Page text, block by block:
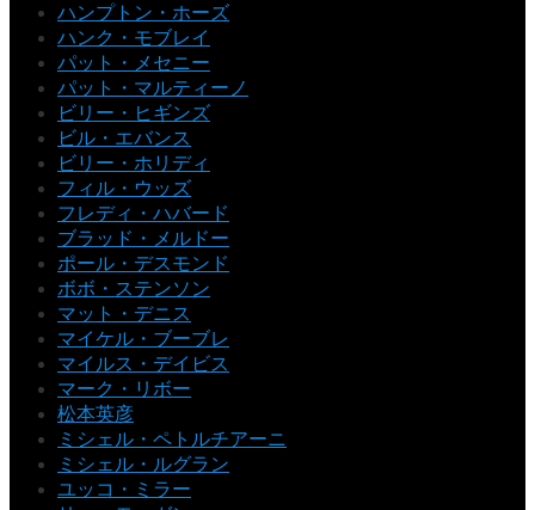
ハンプトン・ホーズ
ハンク・モブレイ
パット・メセニー
パット・マルティーノ
ビリー・ヒギンズ
ビル・エバンス
ビリー・ホリディ
フィル・ウッズ
フレディ・ハバード
ブラッド・メルドー
ポール・デスモンド
ボボ・ステンソン
マット・デニス
マイケル・ブーブレ
マイルス・デイビス
マーク・リボー
松本英彦
ミシェル・ペトルチアーニ
ミシェル・ルグラン
ユッコ・ミラー